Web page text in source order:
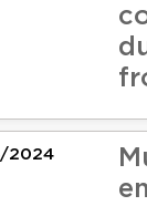
2024